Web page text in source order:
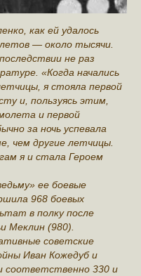
как ей удалось
— около тысячи.
не раз
«Когда начались
я стояла первой
и, пользуясь этим,
и первой
за ночь успевала
чем другие летчицы.
я и стала Героем
ее боевые
968 боевых
в полку после
Меклин (980).
советские
Иван Кожедуб и
соответственно 330 и